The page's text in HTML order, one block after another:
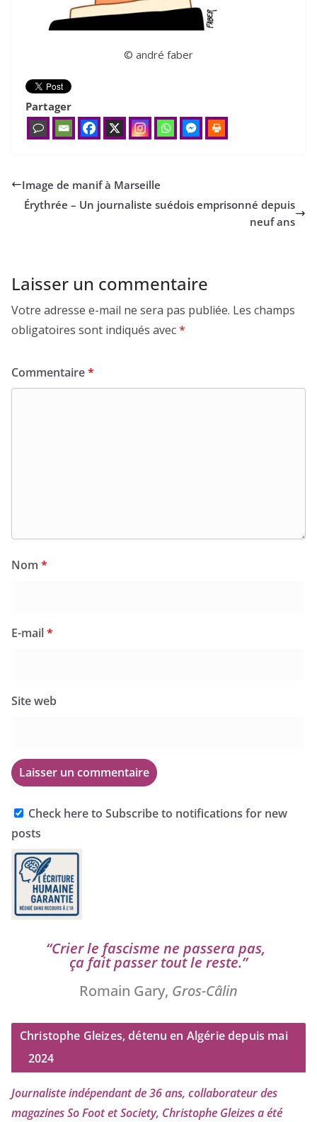
© andré faber
Partager
Image de manif à Marseille
Érythrée – Un journaliste suédois emprisonné depuis
neuf ans
Laisser un commentaire
Votre adresse e-mail ne sera pas publiée. Les champs
obligatoires sont indiqués avec*
Commentaire*
Nom *
E-mail*
Site web
Check here to Subscribe to notifications for new
posts
“Crier le fas­cisme ne pas­se­ra pas,
ça fait pas­ser tout le reste.”
Romain Gary, Gros-Câlin
Christophe Gleizes, détenu en Algérie depuis mai
2024
Journaliste indé­pen­dant de36ans, col­la­bo­ra­teur des
maga­zines So Foot et Society, Christophe Gleizesa été